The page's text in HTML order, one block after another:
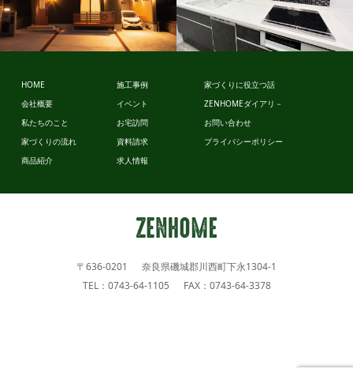
ビュッフェ
ビュッフェ
スタイル
HOME
会社概要
私たちのこと
家づくりの流れ
商品紹介
施工事例
イベント
お宅訪問
資料請求
求人情報
家づくりに役立つ話
ZENHOMEダイアリ－
お問い合わせ
プライバシーポリシー
〒636-0201 奈良県磯城郡川西町下永1304-1
TEL：0743-64-1105 FAX：0743-64-3378